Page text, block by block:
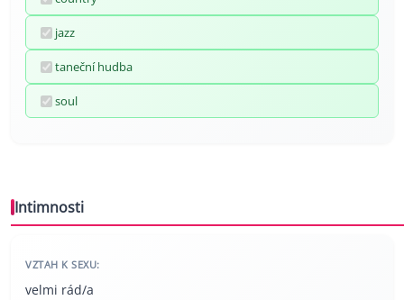
jazz
taneční hudba
soul
Intimnosti
VZTAH K SEXU:
velmi rád/a